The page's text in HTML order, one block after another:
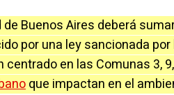
de Buenos Aires deberá
por una ley sancionada
en las Comunas 3,
que impactan en el